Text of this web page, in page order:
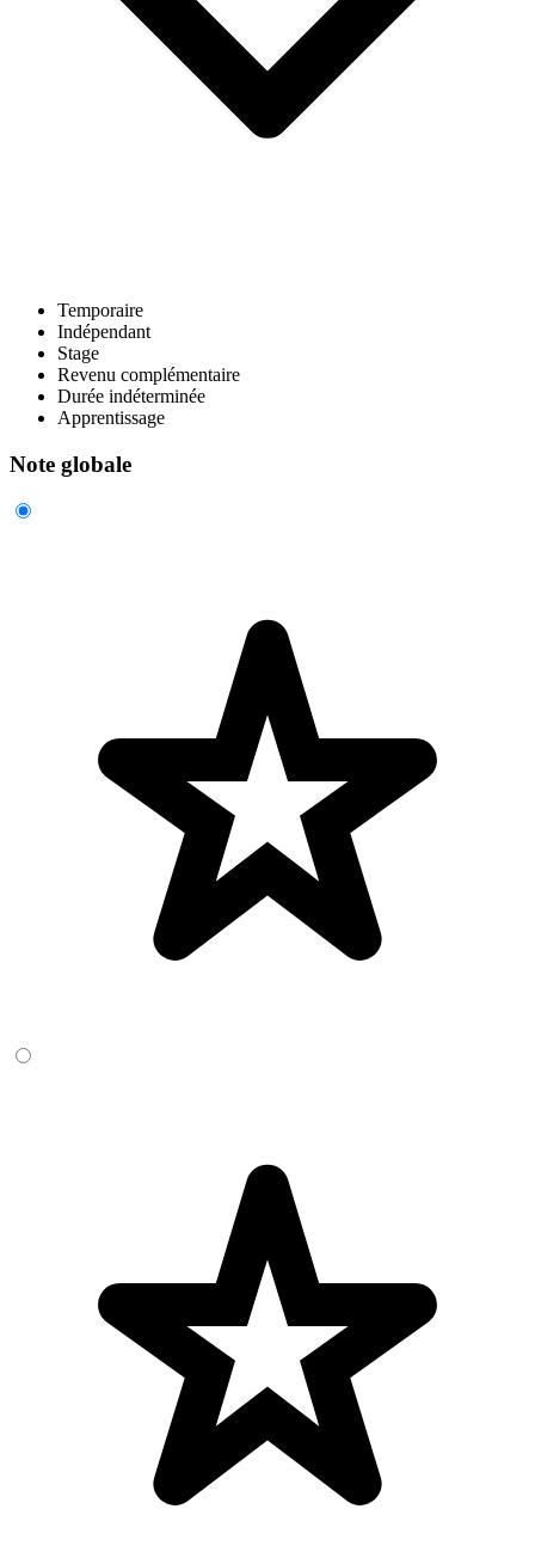
Temporaire
Indépendant
Stage
Revenu complémentaire
Durée indéterminée
Apprentissage
Note globale